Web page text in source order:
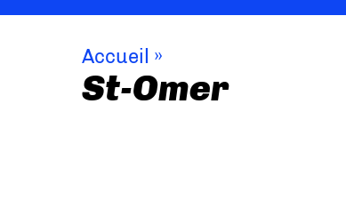
Accueil »
St-Omer